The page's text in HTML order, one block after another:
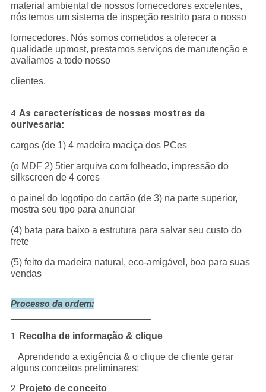
material ambiental de nossos fornecedores excelentes,
nós temos um sistema de inspeção restrito para o nosso
fornecedores. Nós somos cometidos a oferecer a
qualidade upmost, prestamos serviços de manutenção e
avaliamos a todo nosso
clientes.
4. As características de nossas mostras da
ourivesaria:
cargos (de 1) 4 madeira maciça dos PCes
(o MDF 2) 5tier arquiva com folheado, impressão do
silkscreen de 4 cores
o painel do logotipo do cartão (de 3) na parte superior,
mostra seu tipo para anunciar
(4) bata para baixo a estrutura para salvar seu custo do
frete
(5) feito da madeira natural, eco-amigável, boa para suas
vendas
Processo da ordem:
1. Recolha de informação & clique
Aprendendo a exigência & o clique de cliente gerar
alguns conceitos preliminares;
2. Projeto de conceito